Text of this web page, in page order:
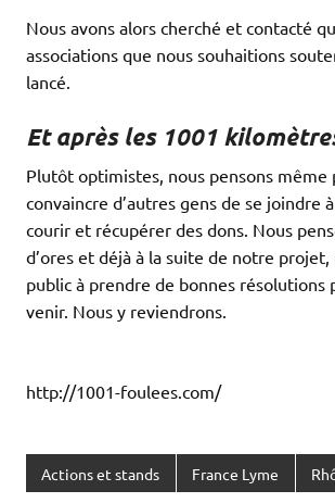
Nous avons alors cherché et contacté
associations que nous souhaitions
lancé.
Et après les 1001
Plutôt optimistes, nous pensons même
convaincre d’autres gens de se joindre
courir et récupérer des dons. Nous
d’ores et déjà à la suite de notre projet,
public à prendre de bonnes résolutions
venir. Nous y reviendrons.
http://1001-foulees.com/
Actions et stands France Lyme